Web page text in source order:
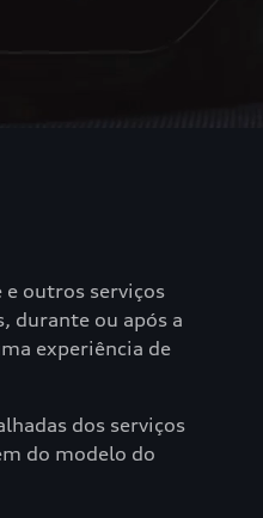
outros serviços
durante ou após a
experiência de
dos serviços
do modelo do